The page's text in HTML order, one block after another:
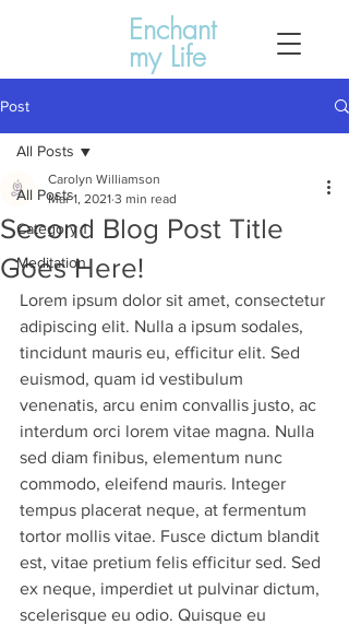
Enchant
my Life
Post
All Posts
Category 1
Meditation
All Posts
Second Blog Post Title
Goes Here!
Carolyn Williamson
Mar 1, 2021 3 min read
Lorem ipsum dolor sit amet, consectetur
adipiscing elit. Nulla a ipsum sodales,
tincidunt mauris eu, efficitur elit. Sed
euismod, quam id vestibulum
venenatis, arcu enim convallis justo, ac
interdum orci lorem vitae magna. Nulla
sed diam finibus, elementum nunc
commodo, eleifend mauris. Integer
tempus placerat neque, at fermentum
tortor mollis vitae. Fusce dictum blandit
est, vitae pretium felis efficitur sed. Sed
ex neque, imperdiet ut pulvinar dictum,
scelerisque eu odio. Quisque eu